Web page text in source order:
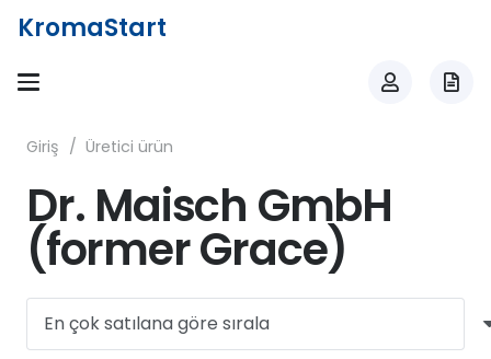
KromaStart
Giriş / Üretici ürün
Dr. Maisch GmbH
(former Grace)